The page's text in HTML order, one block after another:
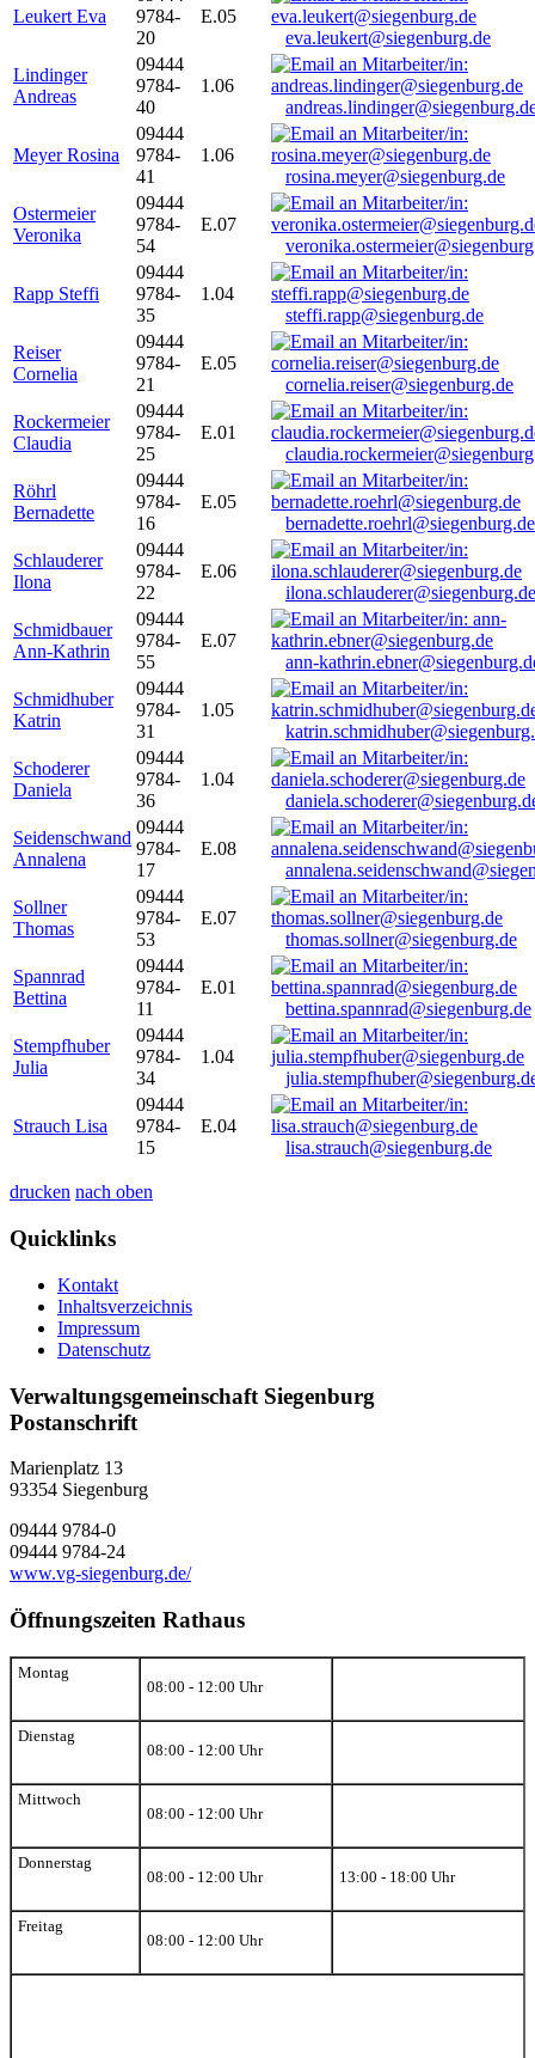
Leukert Eva
9784-
20
E.05
eva.leukert@siegenburg.de
Lindinger
Andreas
09444
9784-
40
1.06
Meyer Rosina
09444
9784-
41
1.06
rosina.meyer@siegenburg.de
Ostermeier
Veronika
09444
9784-
54
E.07
Rapp Steffi
09444
9784-
35
1.04
steffi.rapp@siegenburg.de
Reiser
Cornelia
09444
9784-
21
E.05
cornelia.reiser@siegenburg.de
Rockermeier
Claudia
09444
9784-
25
E.01
Röhrl
Bernadette
09444
9784-
16
E.05
bernadette.roehrl@siegenburg.de
Schlauderer
Ilona
09444
9784-
22
E.06
ilona.schlauderer@siegenburg.de
Schmidbauer
Ann-Kathrin
09444
9784-
55
E.07
ann-
Schmidhuber
Katrin
09444
9784-
31
1.05
Schoderer
Daniela
09444
9784-
36
1.04
Seidenschwand
Annalena
09444
9784-
17
E.08
Sollner
Thomas
09444
9784-
53
E.07
thomas.sollner@siegenburg.de
Spannrad
Bettina
09444
9784-
11
E.01
bettina.spannrad@siegenburg.de
Stempfhuber
Julia
09444
9784-
34
1.04
Strauch Lisa
09444
9784-
15
E.04
lisa.strauch@siegenburg.de
drucken nach oben
Quicklinks
Kontakt
Inhaltsverzeichnis
Impressum
Datenschutz
Verwaltungsgemeinschaft Siegenburg
Postanschrift
Marienplatz 13
93354 Siegenburg
09444 9784-0
09444 9784-24
www.vg-siegenburg.de/
Öffnungszeiten Rathaus
Montag
08:00 - 12:00 Uhr
Dienstag
08:00 - 12:00 Uhr
Mittwoch
08:00 - 12:00 Uhr
Donnerstag
08:00 - 12:00 Uhr
13:00 - 18:00 Uhr
Freitag
08:00 - 12:00 Uhr